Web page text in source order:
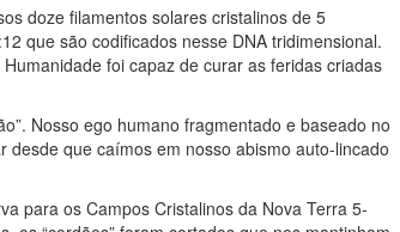
doze filamentos solares cristalinos de 5
que são codificados nesse DNA tridimensional.
foi capaz de curar as feridas criadas
Nosso ego humano fragmentado e baseado no
desde que caímos em nosso abismo auto-lincado
para os Campos Cristalinos da Nova Terra 5-